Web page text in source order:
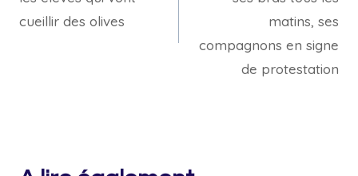
l’article
cueillir des olives
matins, ses
compagnons en signe
de protestation